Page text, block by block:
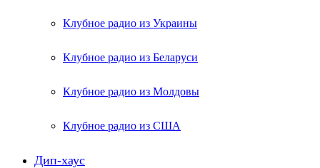
Клубное радио из Украины
Клубное радио из Беларуси
Клубное радио из Молдовы
Клубное радио из США
Дип-хаус